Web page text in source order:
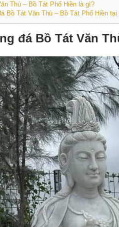
Thù – Bồ Tát Phổ Hiền là gì?
Bồ Tát Văn Thù – Bồ Tát Phổ Hiền
đá Bồ Tát Văn